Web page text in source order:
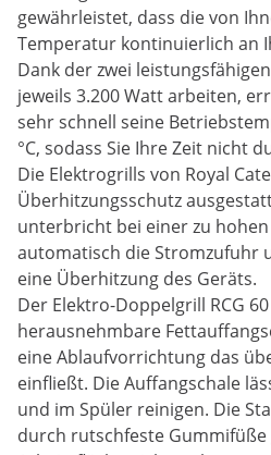
gewährleistet, dass die von
Temperatur kontinuierlich an
Dank der zwei
jeweils 3.200 Watt arbeiten,
sehr schnell seine
°C, sodass Sie Ihre Zeit nicht
Die Elektrogrills von Royal
Überhitzungsschutz
unterbricht bei einer zu
automatisch die Stromzufuhr
eine Überhitzung des Geräts.
Der Elektro-Doppelgrill RCG
herausnehmbare
eine Ablaufvorrichtung das
einfließt. Die Auffangschale
und im Spüler reinigen. Die
durch rutschfeste